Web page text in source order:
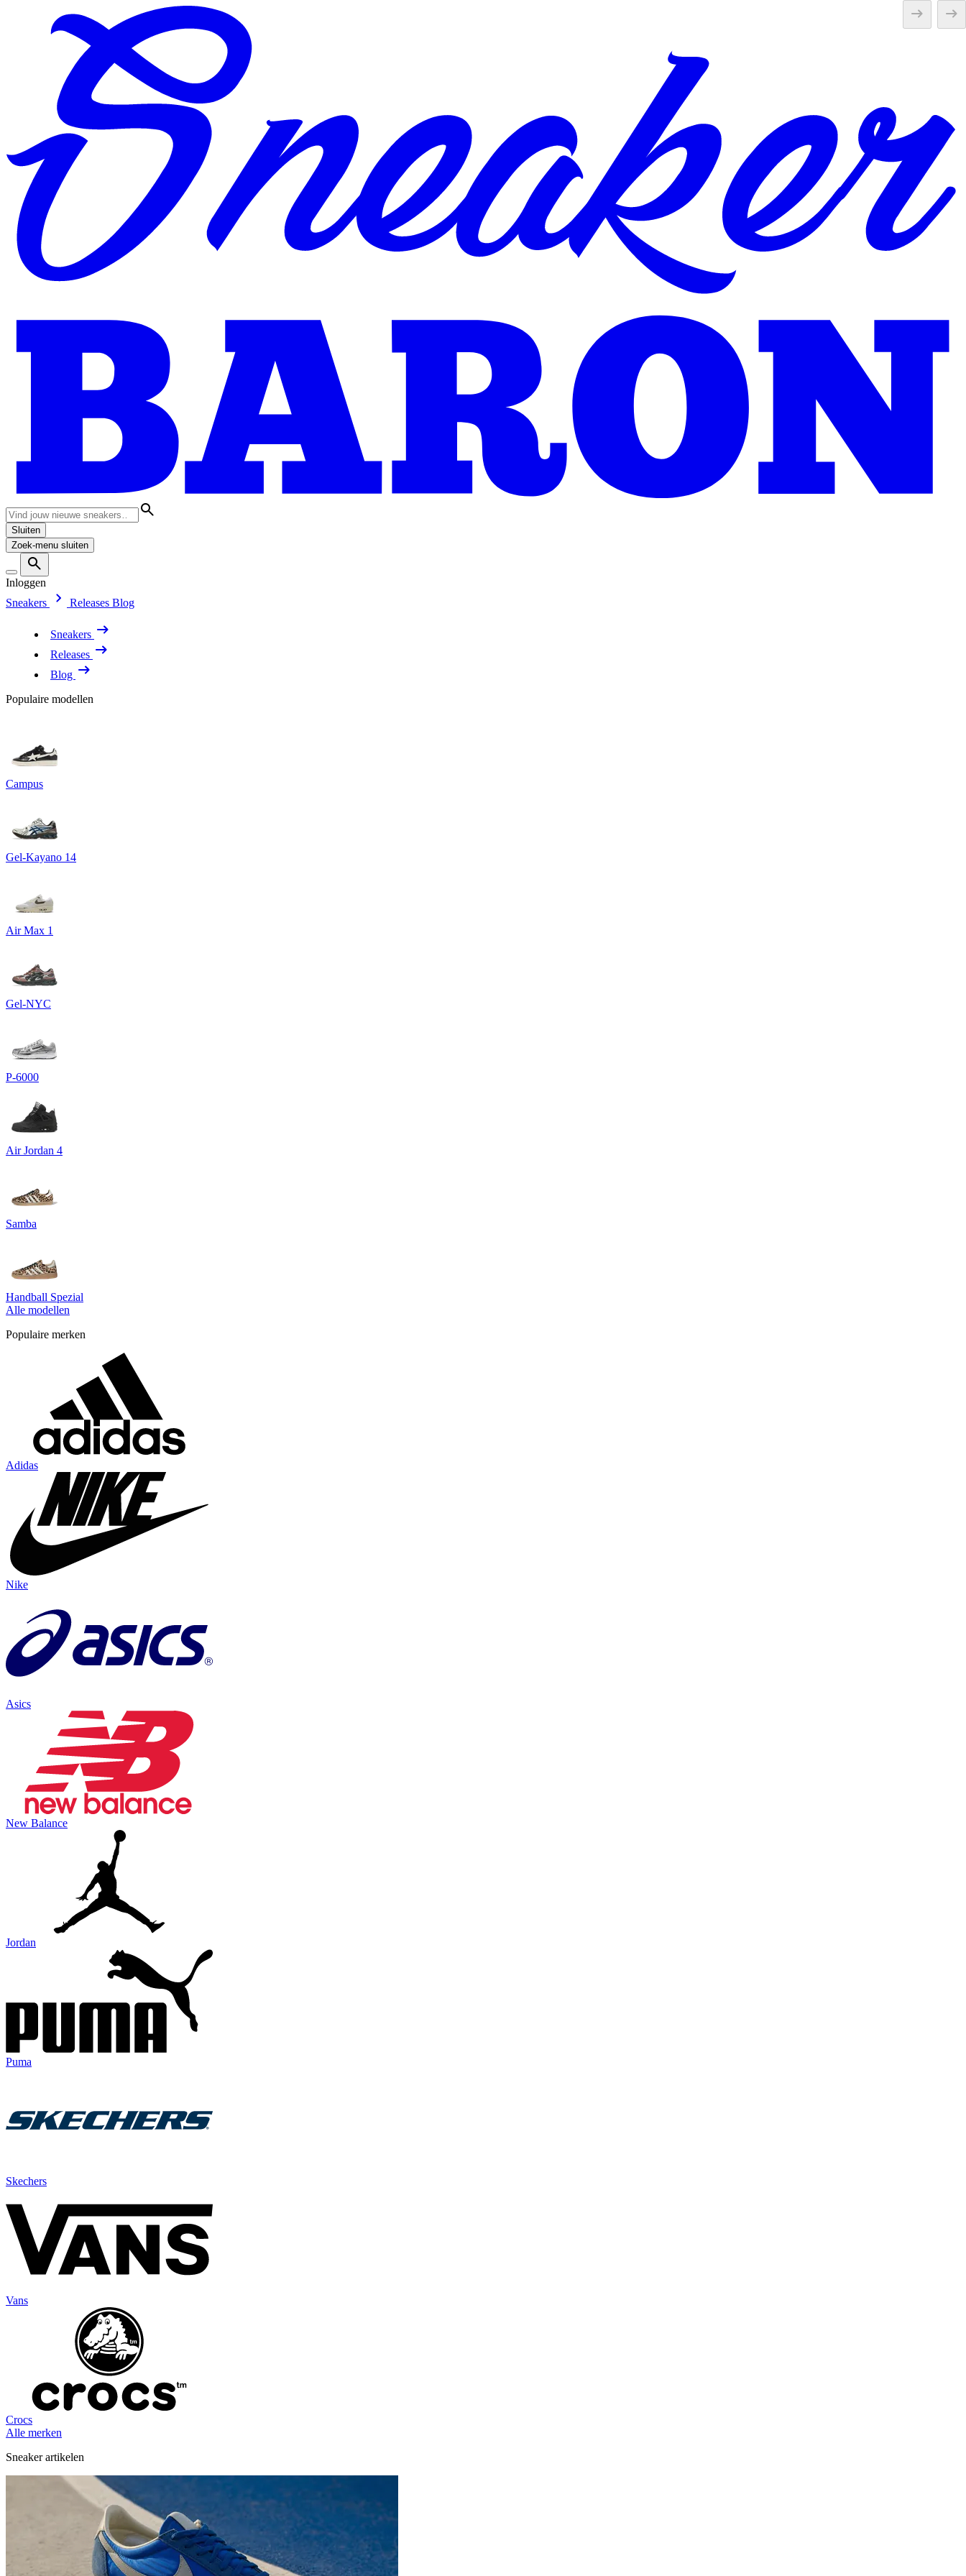
Sluiten
Zoek-menu sluiten
Inloggen
Sneakers
Releases Blog
Sneakers
Releases
Blog
Populaire modellen
Campus
Gel-Kayano 14
Air Max 1
Gel-NYC
P-6000
Air Jordan 4
Samba
Handball Spezial
Alle modellen
Populaire merken
Adidas
Nike
Asics
New Balance
Jordan
Puma
Skechers
Vans
Crocs
Alle merken
Sneaker artikelen